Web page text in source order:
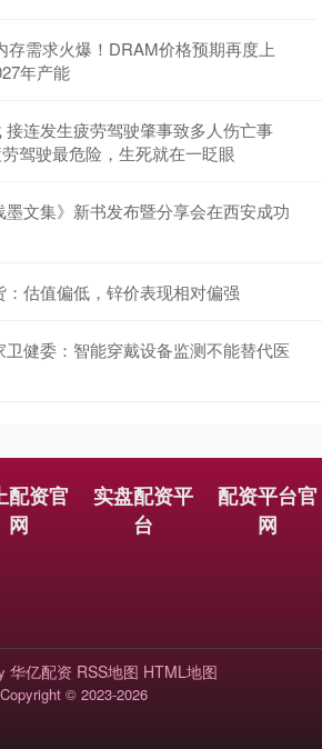
存需求火爆！DRAM价格预期再度上
年产能
连发生疲劳驾驶肇事致多人伤亡事
驾驶最危险，生死就在一眨眼
文集》新书发布暨分享会在西安成功
估值偏低，锌价表现相对偏强
健委：智能穿戴设备监测不能替代医
配资官
网
实盘配资平
台
配资平台官
网
华亿配资 RSS地图 HTML地图
Copyright © 2023-2026